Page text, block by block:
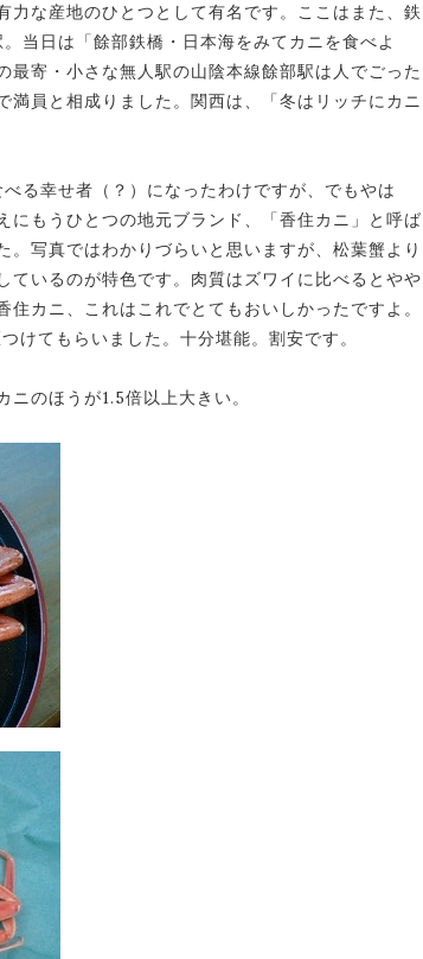
な産地のひとつとして有名です。ここはまた、鉄
当日は「餘部鉄橋・日本海をみてカニを食べよ
寄・小さな無人駅の山陰本線餘部駅は人でごった
員と相成りました。関西は、「冬はリッチにカニ
る幸せ者（？）になったわけですが、でもやは
にもうひとつの地元ブランド、「香住カニ」と呼ば
写真ではわかりづらいと思いますが、松葉蟹より
ているのが特色です。肉質はズワイに比べるとやや
カニ、これはこれでとてもおいしかったですよ。
けてもらいました。十分堪能。割安です。
のほうが1.5倍以上大きい。